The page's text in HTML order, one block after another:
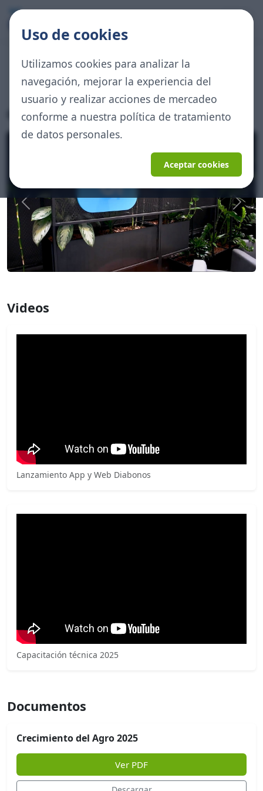
Noticias Colombia y mundo
Información, eventos y novedades de Diabonos
Galería
Videos
Lanzamiento App y Web Diabonos
Capacitación técnica 2025
Documentos
Crecimiento del Agro 2025
Ver PDF
Uso de cookies
Utilizamos cookies para analizar la
navegación, mejorar la experiencia del
usuario y realizar acciones de mercadeo
conforme a nuestra política de tratamiento
de datos personales.
Aceptar cookies